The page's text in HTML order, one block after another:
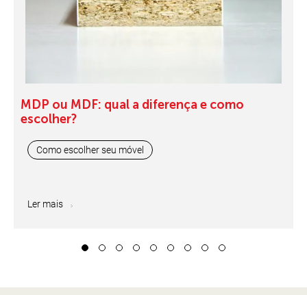
MDP ou MDF: qual a diferença e como
escolher?
Como escolher seu móvel
Ler mais
3 4 5 6 7 8 9